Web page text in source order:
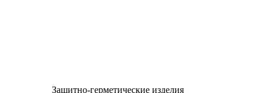
Защитно-герметические изделия